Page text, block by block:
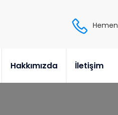
Hakkımızda İletişim